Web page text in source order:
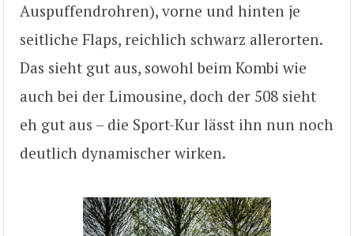
Auspuffendrohren), vorne und hinten je
seitliche Flaps, reichlich schwarz allerorten.
Das sieht gut aus, sowohl beim Kombi wie
auch bei der Limousine, doch der 508 sieht
eh gut aus – die Sport-Kur lässt ihn nun noch
deutlich dynamischer wirken.